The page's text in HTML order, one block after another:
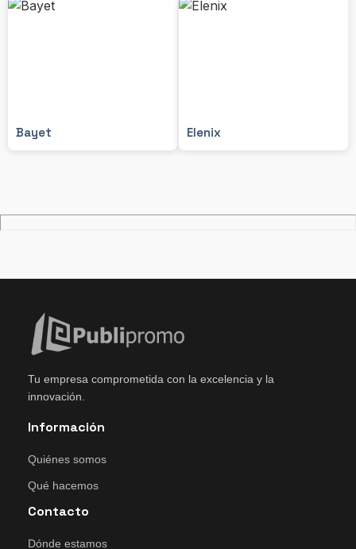
Bayet Elenix
Tu empresa comprometida con la excelencia y la
innovación.
Información
Quiénes somos
Qué hacemos
Contacto
Dónde estamos